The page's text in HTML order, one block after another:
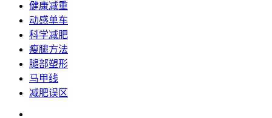
健康减重
动感单车
科学减肥
瘦腿方法
腿部塑形
马甲线
减肥误区